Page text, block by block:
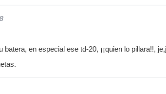
en especial ese td-20, ¡¡quien lo pillara!!,